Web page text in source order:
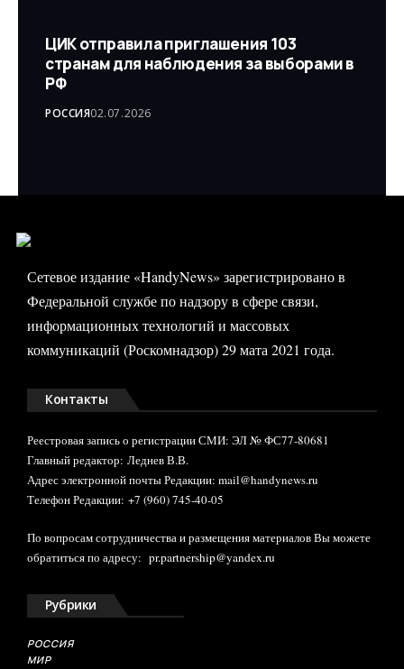
ЦИК отправила приглашения 103
странам для наблюдения за выборами в
РФ
РОССИЯ02.07.2026
Сетевое издание «HandyNews» зарегистрировано в
Федеральной службе по надзору в сфере связи,
информационных технологий и массовых
коммуникаций (Роскомнадзор) 29 мата 2021 года.
Контакты
Реестровая запись о регистрации СМИ: ЭЛ № ФС77-80681
Главный редактор: Леднев В.В.
Адрес электронной почты Редакции: mail@handynews.ru
Телефон Редакции: +7 (960) 745-40-05
По вопросам сотрудничества и размещения материалов Вы можете
обратиться по адресу: pr.partnership@yandex.ru
Рубрики
РОССИЯ
МИР